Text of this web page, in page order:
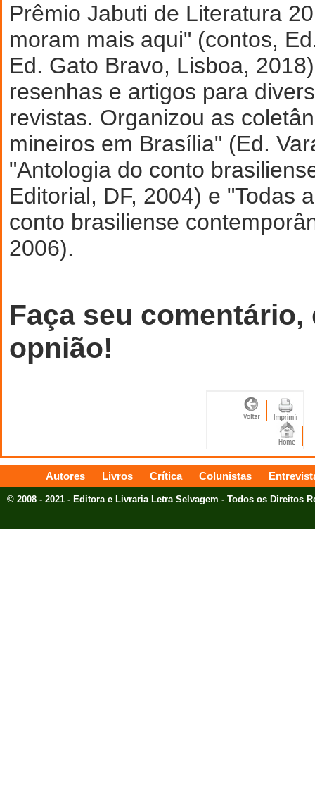
Prêmio Jabuti de Literatura
moram mais aqui" (contos,
Ed. Gato Bravo, Lisboa,
resenhas e artigos para
revistas. Organizou as
mineiros em Brasília" (Ed.
"Antologia do conto
Editorial, DF, 2004) e "Todas
conto brasiliense
2006).
Faça seu comentário,
opnião!
Autores Livros Crítica Colunistas
© 2008 - 2021 - Editora e Livraria Letra Selvagem - Todos os Direitos